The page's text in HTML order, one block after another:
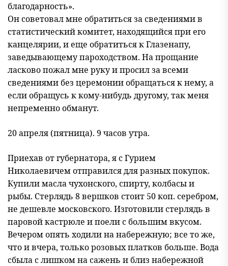
благодарность».
Он советовал мне обратиться за сведениями в
статистический комитет, находящийся при его
канцелярии, и еще обратиться к Глазенапу,
заведывающему пароходством. На прощание
ласково пожал мне руку и просил за всеми
сведениями без церемонии обращаться к нему, а
если обращусь к кому-нибудь другому, так меня
непременно обманут.
20 апреля (пятница). 9 часов утра.
Приехав от губернатора, я с Гурием
Николаевичем отправился для разных покупок.
Купили масла чухонского, спирту, колбасы и
рыбы. Стерлядь 8 вершков стоит 50 коп. серебром,
не дешевле московского. Изготовили стерлядь в
паровой кастрюле и поели с большим вкусом.
Вечером опять ходили на набережную; все то же,
что и вчера, только розовых платков больше. Вода
сбыла с лишком на сажень и близ набережной